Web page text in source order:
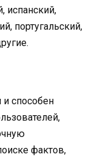
испанский,
португальский,
способен
фактов,